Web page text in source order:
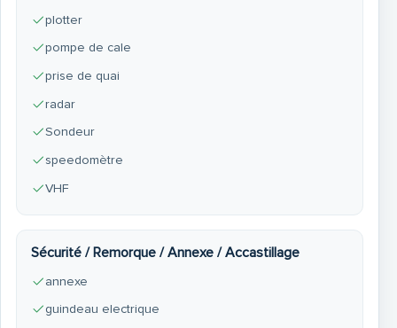
plotter
pompe de cale
prise de quai
radar
Sondeur
speedomètre
VHF
Sécurité / Remorque / Annexe / Accastillage
annexe
guindeau electrique